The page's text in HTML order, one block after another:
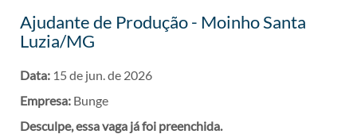
Ajudante de Produção - Moinho Santa
Luzia/MG
Data: 15 de jun. de 2026
Empresa: Bunge
Desculpe, essa vaga já foi preenchida.